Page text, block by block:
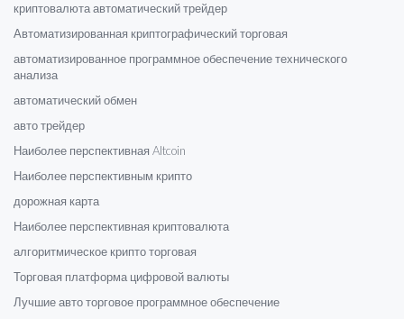
криптовалюта автоматический трейдер
Автоматизированная криптографический торговая
автоматизированное программное обеспечение технического
анализа
автоматический обмен
авто трейдер
Наиболее перспективная Altcoin
Наиболее перспективным крипто
дорожная карта
Наиболее перспективная криптовалюта
алгоритмическое крипто торговая
Торговая платформа цифровой валюты
Лучшие авто торговое программное обеспечение